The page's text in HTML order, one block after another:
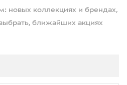
новых коллекциях и брендах,
ближайших акциях